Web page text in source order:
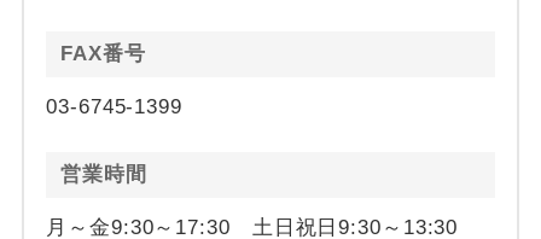
FAX番号
03-6745-1399
営業時間
月～金9:30～17:30 土日祝日9:30～13:30